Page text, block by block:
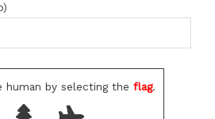
human by selecting the flag.